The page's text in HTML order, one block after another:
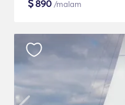
$890 /malam